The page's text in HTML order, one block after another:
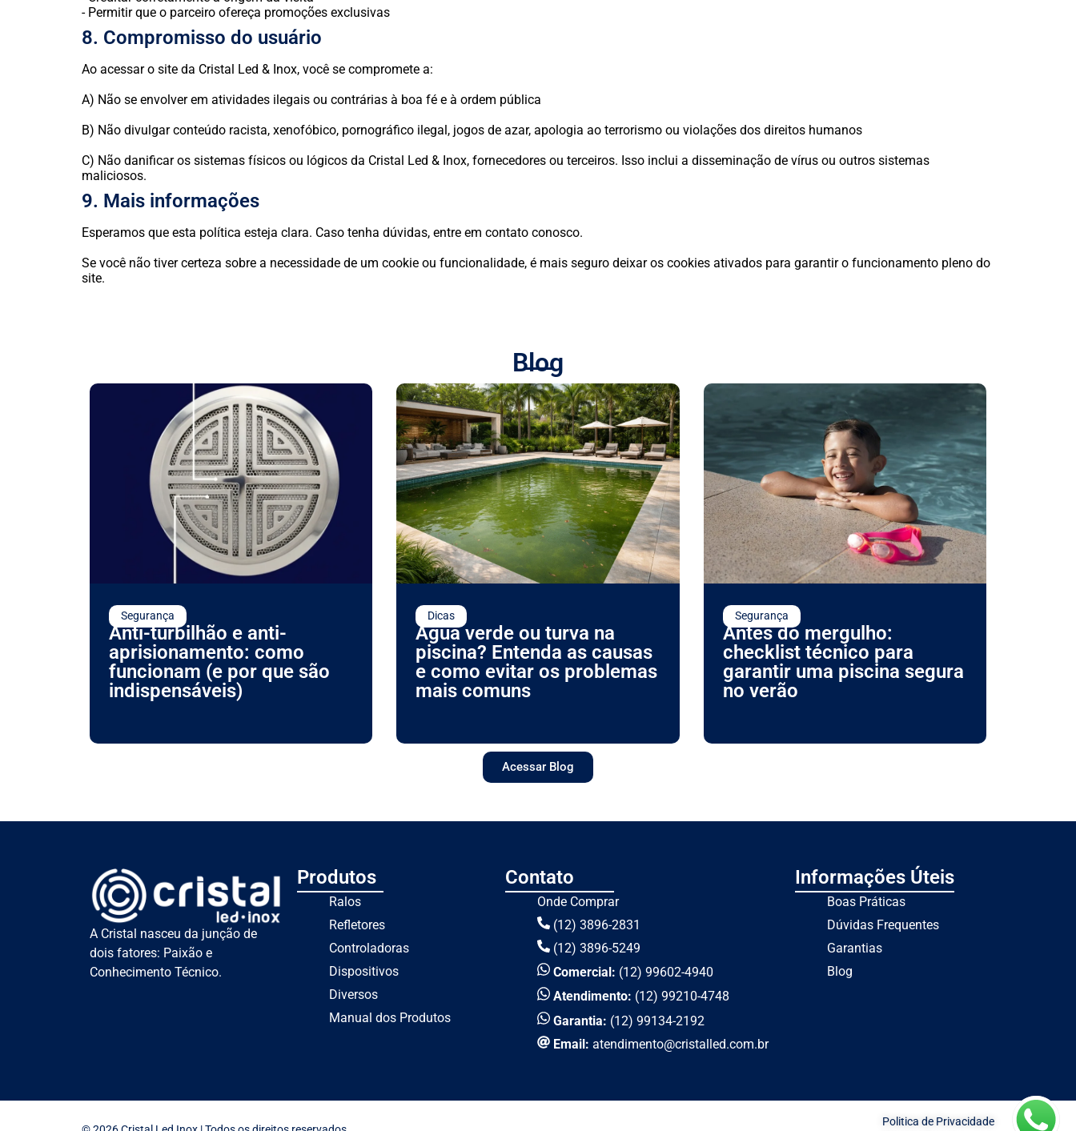
- Permitir que o parceiro ofereça promoções exclusivas
8. Compromisso do usuário
Ao acessar o site da Cristal Led & Inox, você se compromete a:
A) Não se envolver em atividades ilegais ou contrárias à boa fé e à ordem pública
B) Não divulgar conteúdo racista, xenofóbico, pornográfico ilegal, jogos de azar, apologia ao terrorismo ou violações dos direitos humanos
C) Não danificar os sistemas físicos ou lógicos da Cristal Led & Inox, fornecedores ou terceiros. Isso inclui a disseminação de vírus ou outros sistemas
maliciosos.
9. Mais informações
Esperamos que esta política esteja clara. Caso tenha dúvidas, entre em contato conosco.
Se você não tiver certeza sobre a necessidade de um cookie ou funcionalidade, é mais seguro deixar os cookies ativados para garantir o funcionamento pleno do
site.
Blog
Segurança
Anti-turbilhão e anti-
aprisionamento: como
funcionam (e por que são
indispensáveis)
Dicas
Água verde ou turva na
piscina? Entenda as causas
e como evitar os problemas
mais comuns
Segurança
Antes do mergulho:
checklist técnico para
garantir uma piscina segura
no verão
Acessar Blog
A Cristal nasceu da junção de
dois fatores: Paixão e
Conhecimento Técnico.
Produtos
Ralos
Refletores
Controladoras
Dispositivos
Diversos
Manual dos Produtos
Contato
Onde Comprar
(12) 3896-2831
(12) 3896-5249
Comercial: (12) 99602-4940
Atendimento: (12) 99210-4748
Garantia: (12) 99134-2192
Email: atendimento@cristalled.com.br
Informações Úteis
Boas Práticas
Dúvidas Frequentes
Garantias
Blog
Politica de Privacidade